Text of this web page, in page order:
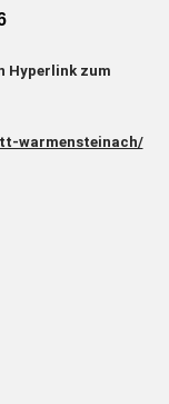
Hyperlink zum
warmensteinach/